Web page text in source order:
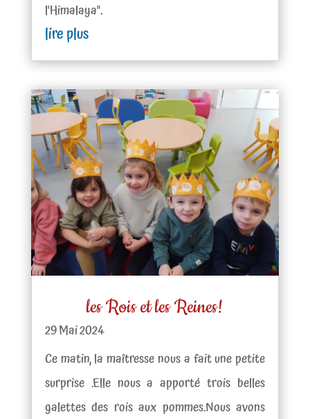
l'Himalaya".
lire plus
les Rois et les Reines!
29 Mai 2024
Ce matin, la maîtresse nous a fait une petite
surprise .Elle nous a apporté trois belles
galettes des rois aux pommes.Nous avons